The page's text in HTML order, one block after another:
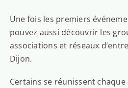
Une fois les premiers
pouvez aussi découvrir les
associations et réseaux
Dijon.
Certains se réunissent chaque